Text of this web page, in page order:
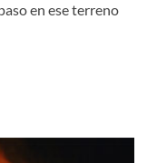
en ese terreno